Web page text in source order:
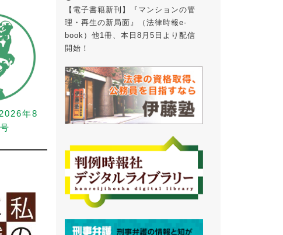
年8
【電子書籍新刊】『マンションの管
理・再生の新局面』（法律時報e-
book）他1冊、本日8月5日より配信
開始！